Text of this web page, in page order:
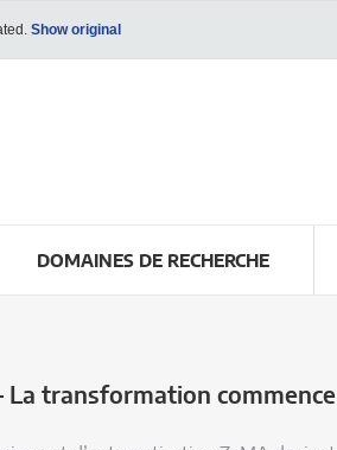
Show original
DOMAINES DE RECHERCHE
La transformation commence